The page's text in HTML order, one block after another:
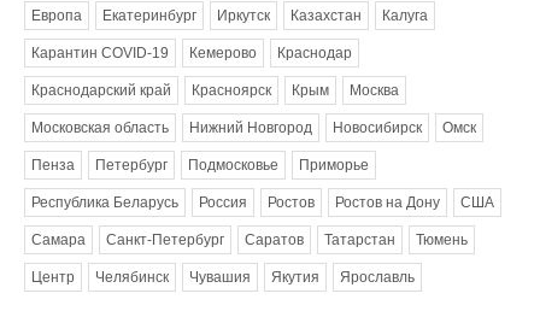
Европа Екатеринбург Иркутск Казахстан Калуга
Карантин COVID-19 Кемерово Краснодар
Краснодарский край Красноярск Крым Москва
Московская область Нижний Новгород Новосибирск Омск
Пенза Петербург Подмосковье Приморье
Республика Беларусь Россия Ростов Ростов на Дону США
Самара Санкт-Петербург Саратов Татарстан Тюмень
Центр Челябинск Чувашия Якутия Ярославль